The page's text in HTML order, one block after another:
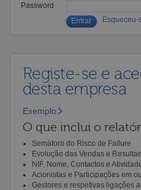
Password
Esqueceu-
Registe-se e
desta empresa
Exemplo
O que inclui o
Semáforo do Risco de Failure
Evolução das Vendas e
NIF, Nome, Contactos e
Acionistas e Participações em
Gestores e respetivas ligações